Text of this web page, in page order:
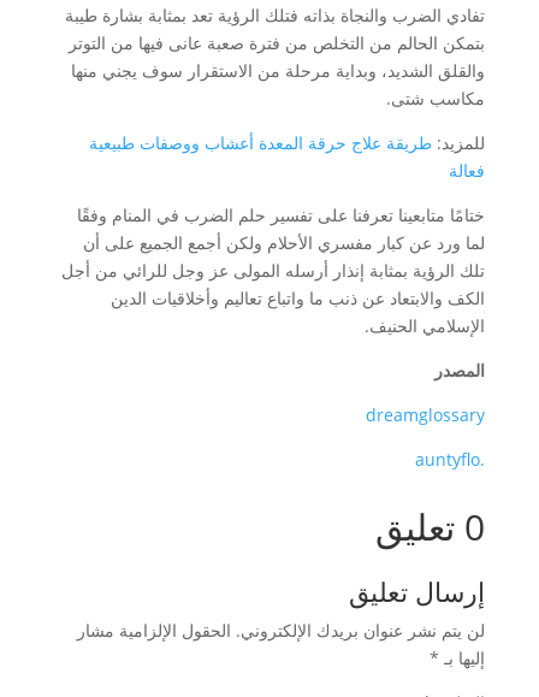
تفادي الضرب والنجاة بذاته فتلك الرؤية تعد بمثابة بشارة طيبة
بتمكن الحالم من التخلص من فترة صعبة عانى فيها من التوتر
والقلق الشديد، وبداية مرحلة من الاستقرار سوف يجني منها
مكاسب شتى.
للمزيد: طريقة علاج حرقة المعدة أعشاب ووصفات طبيعية
فعالة
ختامًا متابعينا تعرفنا على تفسير حلم الضرب في المنام وفقًا
لما ورد عن كبار مفسري الأحلام ولكن أجمع الجميع على أن
تلك الرؤية بمثابة إنذار أرسله المولى عز وجل للرائي من أجل
الكف والابتعاد عن ذنب ما واتباع تعاليم وأخلاقيات الدين
الإسلامي الحنيف.
المصدر
dreamglossary
.auntyflo
0 تعليق
إرسال تعليق
لن يتم نشر عنوان بريدك الإلكتروني. الحقول الإلزامية مشار
إليها بـ *